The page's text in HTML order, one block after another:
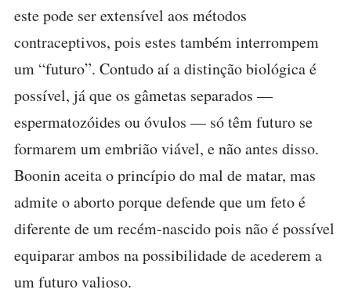
este pode ser extensível aos métodos
contraceptivos, pois estes também interrompem
um “futuro”. Contudo aí a distinção biológica é
possível, já que os gâmetas separados —
espermatozóides ou óvulos — só têm futuro se
formarem um embrião viável, e não antes disso.
Boonin aceita o princípio do mal de matar, mas
admite o aborto porque defende que um feto é
diferente de um recém-nascido pois não é possível
equiparar ambos na possibilidade de acederem a
um futuro valioso.